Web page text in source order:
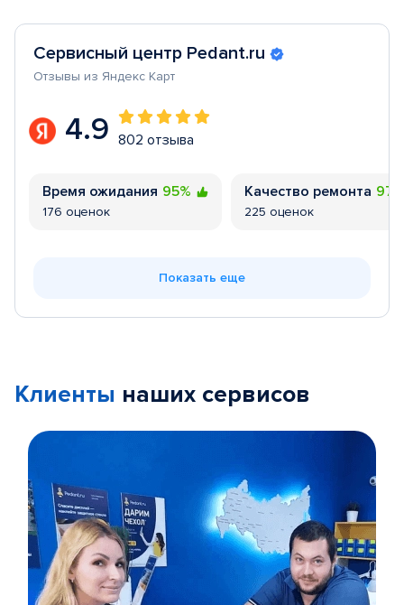
Сервисный центр Pedant.ru
Отзывы из Яндекс Карт
4.9 802 отзыва
Время ожидания 95%
176 оценок
Качество ремонта
225 оценок
Показать еще
Клиенты наших сервисов